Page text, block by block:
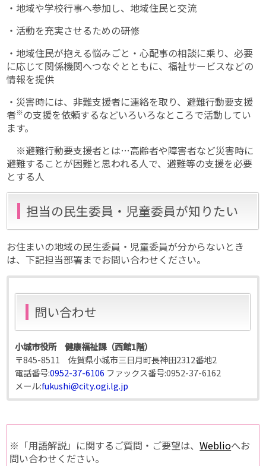
・地域や学校行事へ参加し、地域住民と交流
・活動を充実させるための研修
・地域住民が抱える悩みごと・心配事の相談に乗り、必要
に応じて関係機関へつなぐとともに、福祉サービスなどの
情報を提供
・災害時には、非難支援者に連絡を取り、避難行動要支援
者※の支援を依頼するなどいろいろなところで活動してい
ます。
※避難行動要支援者とは…高齢者や障害者など災害時に
避難することが困難と思われる人で、避難等の支援を必要
とする人
担当の民生委員・児童委員が知りたい
お住まいの地域の民生委員・児童委員が分からないとき
は、下記担当部署までお問い合わせください。
問い合わせ
小城市役所 健康福祉課（西館1階）
〒845-8511 佐賀県小城市三日月町長神田2312番地2
電話番号:0952-37-6106 ファックス番号:0952-37-6162
メール:fukushi@city.ogi.lg.jp
※「用語解説」に関するご質問・ご要望は、Weblioへお
問い合わせください。